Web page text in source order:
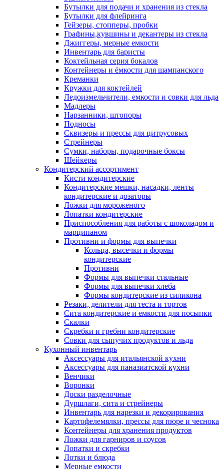
Бутылки для подачи и хранения из стекла
Бутылки для флейринга
Гейзеры, стопперы, пробки
Графины,кувшины и декантеры из стекла
Джиггеры, мерные емкости
Инвентарь для баристы
Коктейльная серия бокалов
Контейнеры и ёмкости для шампанского
Креманки
Кружки для коктейлей
Ледоизмельчители, емкости и совки для льда
Мадлеры
Нарзанники, штопоры
Подносы
Сквизеры и прессы для цитрусовых
Стрейнеры
Сумки, наборы, подарочные боксы
Шейкеры
Кондитерский ассортимент
Кисти кондитерские
Кондитерские мешки, насадки, ленты
кондитерские и дозаторы
Ложки для мороженого
Лопатки кондитерские
Приспособления для работы с шоколадом и
марципаном
Противни и формы для выпечки
Кольца, высечки и формы
кондитерские
Противни
Формы для выпечки стальные
Формы для выпечки хлеба
Формы кондитерские из силикона
Резаки, делители для теста и тортов
Сита кондитерские и емкости для посыпки
Скалки
Скребки и гребни кондитерские
Совки для сыпучих продуктов и льда
Кухонный инвентарь
Аксессуары для итальянской кухни
Аксессуары для паназиатской кухни
Венчики
Воронки
Доски разделочные
Дуршлаги, сита и стрейнеры
Инвентарь для нарезки и декорирования
Картофелемялки, прессы для пюре и чеснока
Контейнеры для хранения продуктов
Ложки для гарниров и соусов
Лопатки и скребки
Лотки и блюда
Мерные емкости